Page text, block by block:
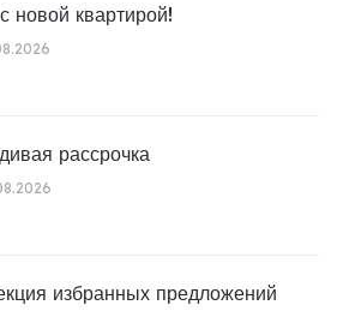
новой квартирой!
рассрочка
избранных предложений